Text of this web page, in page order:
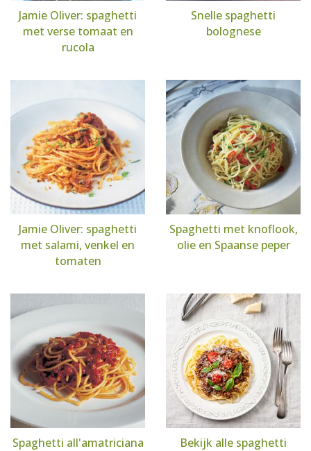
Jamie Oliver: spaghetti
met verse tomaat en
rucola
Snelle spaghetti
bolognese
Jamie Oliver: spaghetti
met salami, venkel en
tomaten
Spaghetti met knoflook,
olie en Spaanse peper
Spaghetti all'amatriciana
Bekijk alle spaghetti